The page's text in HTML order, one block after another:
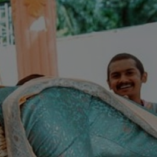
ಮದುವೆಯಾಗಿದ್ದ
ರಿಯಲ್ ಕಪಲ್ ಡಾರ್ಲಿಂಗ್
ದಾಂಪತ್ಯ ಜೀವನಕ್ಕೆ
ಇದೀಗ ದಂಪತಿ ಹೊಸ
ಮಾಡಿಕೊಂಡಿದ್ದಾರೆ.